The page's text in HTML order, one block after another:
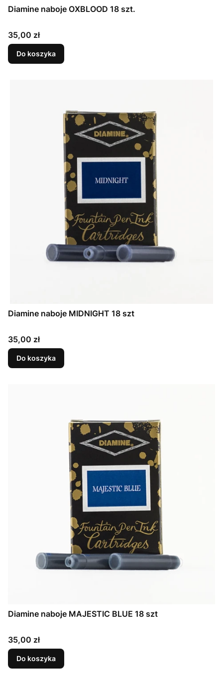
Diamine naboje OXBLOOD 18 szt.
Cena
35,00 zł
Do koszyka
Diamine naboje MIDNIGHT 18 szt
Cena
35,00 zł
Do koszyka
Diamine naboje MAJESTIC BLUE 18 szt
Cena
35,00 zł
Do koszyka